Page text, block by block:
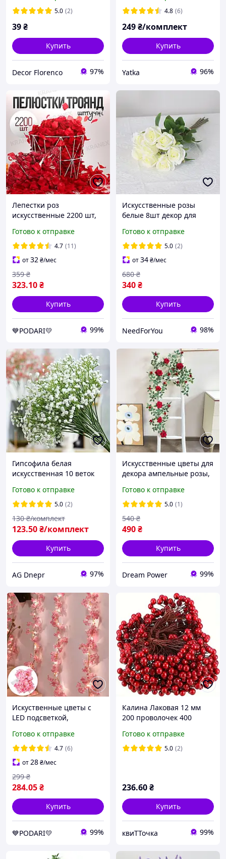
5.0 (2)
39₴
Купить
Decor Florenco 97%
4.8 (6)
249₴/комплект
Купить
Yatka 96%
Лепестки роз
искусственные 2200 шт,
лепестков для декора,
День Валентина, свадьба
Готово к отправке
4.7 (11)
от32₴/мес
323.10₴
359 ₴
Купить
💙PODARI💛 99%
Искусственные розы
белые 8шт декор для
цветов декоративные
растения для интерьера
Готово к отправке
5.0 (2)
от34₴/мес
340₴
680 ₴
Купить
NeedForYou 98%
Гипсофила белая
искусственная 10 веток
Готово к отправке
5.0 (2)
123.50₴/комплект
130 ₴/комплект
Купить
AG Dnepr 97%
Искусственные цветы для
декора ампельные розы,
реалистичный вид
красные
Готово к отправке
5.0 (1)
490₴
540 ₴
Купить
Dream Power 99%
Искуственные цветы с
LED подсветкой,
листья сакуры 2м на
батарейках, розовая
Готово к отправке
4.7 (6)
от28₴/мес
284.05₴
299 ₴
Купить
💙PODARI💛 99%
Калина Лаковая 12 мм
200 проволочек 400
диаметр ягодок 12 мм,
упаковка 400 штук
Готово к отправке
5.0 (2)
236.60₴
Купить
квиТТочка 99%